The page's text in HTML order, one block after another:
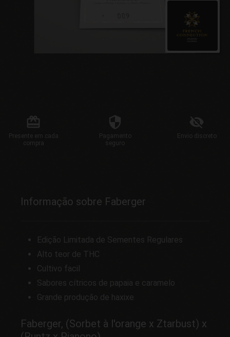
Presente em cada
compra
Pagamento
seguro
Envio discreto
Informação sobre Faberger
Edição Limitada de Sementes Regulares
Alto teor de THC
Cultivo facil
Sabores cítricos de papaia e caramelo
Grande produção de haxixe
Faberger, (Sorbet à l'orange x Ztarbust) x